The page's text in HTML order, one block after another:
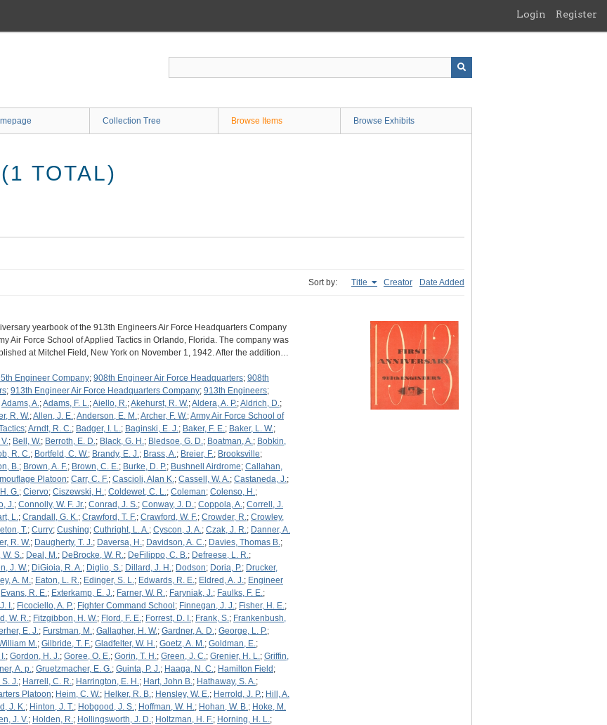
Login Register
Collection Tree Browse Items Browse Exhibits
TOTAL)
Sort by: Title Creator Date Added
yearbook of the 913th Engineers Air Force Headquarters Company
Air Force School of Applied Tactics in Orlando, Florida. The company was
at Mitchel Field, New York on November 1, 1942. After the addition…
Engineer Company; 908th Engineer Air Force Headquarters; 908th
; 913th Engineer Air Force Headquarters Company; 913th Engineers;
Adams, A.;Adams, F. L.;Aiello, R.;Akehurst, R. W.;Aldera, A. P.;Aldrich, D.;
R. W.;Allen, J. E.;Anderson, E. M.;Archer, F. W.;Army Air Force School of
;Arndt, R. C.; Badger, I. L.; Baginski, E. J.; Baker, F. E.; Baker, L. W.;
; Bell, W.; Berroth, E. D.; Black, G. H.; Bledsoe, G. D.; Boatman, A.; Bobkin,
R. C.; Bortfeld, C. W.; Brandy, E. J.; Brass, A.; Breier, F.; Brooksville;
B.; Brown, A. F.; Brown, C. E.; Burke, D. P.; Bushnell Airdrome; Callahan,
Platoon; Carr, C. F.; Cascioli, Alan K.; Cassell, W. A.; Castaneda, J.;
G.; Ciervo; Ciszewski, H.; Coldewet, C. L.; Coleman; Colenso, H.;
J.; Connolly, W. F. Jr.; Conrad, J. S.; Conway, J. D.; Coppola, A.; Correll, J.
L.; Crandall, G. K.; Crawford, T. F.; Crawford, W. F.; Crowder, R.; Crowley,
T.; Curry; Cushing; Cuthright, L. A.; Cyscon, J. A.; Czak, J. R.; Danner, A.
R. W.; Daugherty, T. J.; Daversa, H.; Davidson, A. C.; Davies, Thomas B.;
W. S.; Deal, M.; DeBrocke, W. R.; DeFilippo, C. B.; Defreese, L. R.;
J. W.; DiGioia, R. A.; Diglio, S.; Dillard, J. H.; Dodson; Doria, P.; Drucker,
A. M.; Eaton, L. R.; Edinger, S. L.; Edwards, R. E.; Eldred, A. J.; Engineer
Evans, R. E.; Exterkamp, E. J.; Farner, W. R.; Faryniak, J.; Faulks, F. E.;
I.; Ficociello, A. P.; Fighter Command School ; Finnegan, J. J.; Fisher, H. E.;
W. R.; Fitzgibbon, H. W.; Flord, F. E.; Forrest, D. I.; Frank, S.; Frankenbush,
E. J.; Furstman, M.; Gallagher, H. W.; Gardner, A. D.; George, L. P.;
M.; Gilbride, T. F.; Gladfelter, W. H.; Goetz, A. M.; Goldman, E.;
; Gordon, H. J.; Goree, O. E.; Gorin, T. H.; Green, J. C.; Grenier, H. L.; Griffin,
A. p.; Gruetzmacher, E. G.; Guinta, P. J.; Haaga, N. C.; Hamilton Field ;
S. J.; Harrell, C. R.; Harrington, E. H.; Hart, John B.; Hathaway, S. A.;
Platoon; Heim, C. W.; Helker, R. B.; Hensley, W. E.; Herrold, J. P.; Hill, A.
J. K.; Hinton, J. T.; Hobgood, J. S.; Hoffman, W. H.; Hohan, W. B.; Hoke, M.
J. V.; Holden, R.; Hollingsworth, J. D.; Holtzman, H. F.; Horning, H. L.;